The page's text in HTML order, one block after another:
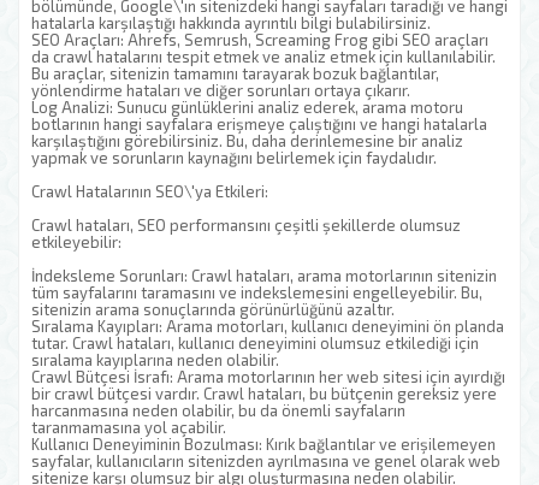
bölümünde, Google\'ın sitenizdeki hangi sayfaları taradığı ve hangi
hatalarla karşılaştığı hakkında ayrıntılı bilgi bulabilirsiniz.
SEO Araçları: Ahrefs, Semrush, Screaming Frog gibi SEO araçları
da crawl hatalarını tespit etmek ve analiz etmek için kullanılabilir.
Bu araçlar, sitenizin tamamını tarayarak bozuk bağlantılar,
yönlendirme hataları ve diğer sorunları ortaya çıkarır.
Log Analizi: Sunucu günlüklerini analiz ederek, arama motoru
botlarının hangi sayfalara erişmeye çalıştığını ve hangi hatalarla
karşılaştığını görebilirsiniz. Bu, daha derinlemesine bir analiz
yapmak ve sorunların kaynağını belirlemek için faydalıdır.
Crawl Hatalarının SEO\'ya Etkileri:
Crawl hataları, SEO performansını çeşitli şekillerde olumsuz
etkileyebilir:
İndeksleme Sorunları: Crawl hataları, arama motorlarının sitenizin
tüm sayfalarını taramasını ve indekslemesini engelleyebilir. Bu,
sitenizin arama sonuçlarında görünürlüğünü azaltır.
Sıralama Kayıpları: Arama motorları, kullanıcı deneyimini ön planda
tutar. Crawl hataları, kullanıcı deneyimini olumsuz etkilediği için
sıralama kayıplarına neden olabilir.
Crawl Bütçesi İsrafı: Arama motorlarının her web sitesi için ayırdığı
bir crawl bütçesi vardır. Crawl hataları, bu bütçenin gereksiz yere
harcanmasına neden olabilir, bu da önemli sayfaların
taranmamasına yol açabilir.
Kullanıcı Deneyiminin Bozulması: Kırık bağlantılar ve erişilemeyen
sayfalar, kullanıcıların sitenizden ayrılmasına ve genel olarak web
sitenize karşı olumsuz bir algı oluşturmasına neden olabilir.